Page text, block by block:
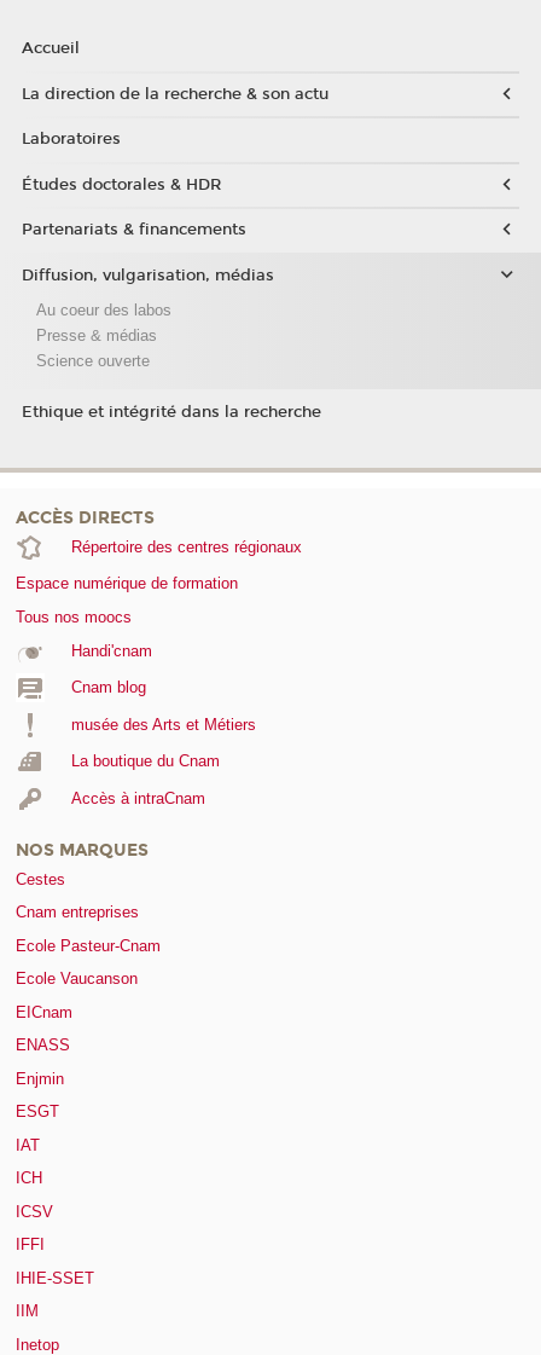
Accueil
La direction de la recherche & son actu
Laboratoires
Études doctorales & HDR
Partenariats & financements
Diffusion, vulgarisation, médias
Au coeur des labos
Presse & médias
Science ouverte
Ethique et intégrité dans la recherche
ACCÈS DIRECTS
Répertoire des centres régionaux
Espace numérique de formation
Tous nos moocs
Handi'cnam
Cnam blog
musée des Arts et Métiers
La boutique du Cnam
Accès à intraCnam
NOS MARQUES
Cestes
Cnam entreprises
Ecole Pasteur-Cnam
Ecole Vaucanson
EICnam
ENASS
Enjmin
ESGT
IAT
ICH
ICSV
IFFI
IHIE-SSET
IIM
Inetop